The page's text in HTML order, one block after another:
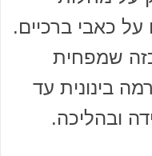
כאבי ברכיים.
שמפחית
בינונית עד
ובהליכה.